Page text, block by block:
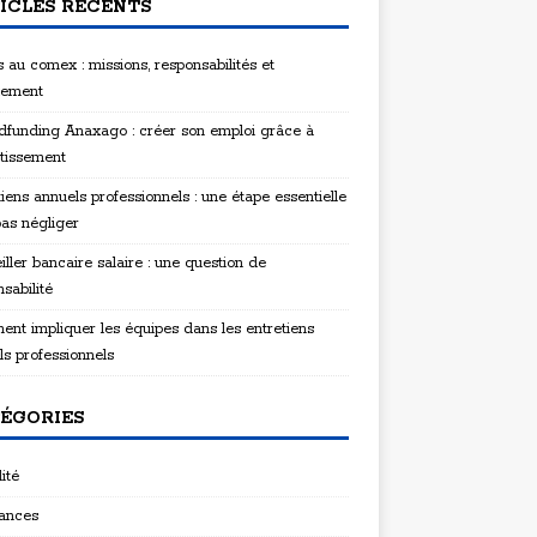
RÉCENTS
au comex : missions, responsabilités et
Anaxago : créer son emploi grâce à
annuels professionnels : une étape essentielle
négliger
bancaire salaire : une question de
impliquer les équipes dans les entretiens
professionnels